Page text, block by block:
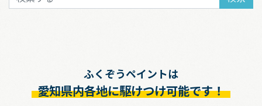
ふくぞうペイントは
愛知県内各地に駆けつけ可能です！